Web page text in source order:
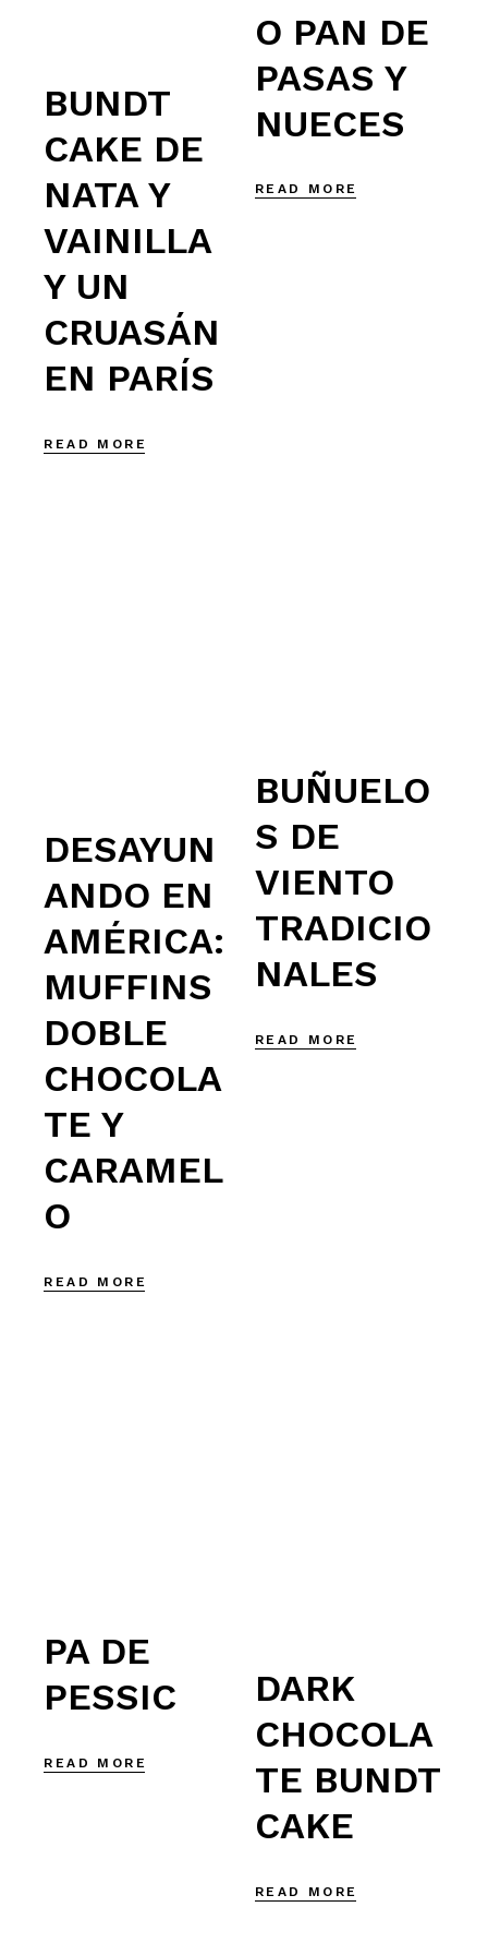
BUNDT
CAKE DE
NATA Y
VAINILLA
Y UN
CRUASÁN
EN PARÍS
READ MORE
O PAN DE
PASAS Y
NUECES
READ MORE
DESAYUN
ANDO EN
AMÉRICA:
MUFFINS
DOBLE
CHOCOLA
TE Y
CARAMEL
O
READ MORE
BUÑUELO
S DE
VIENTO
TRADICIO
NALES
READ MORE
PA DE
PESSIC
READ MORE
DARK
CHOCOLA
TE BUNDT
CAKE
READ MORE